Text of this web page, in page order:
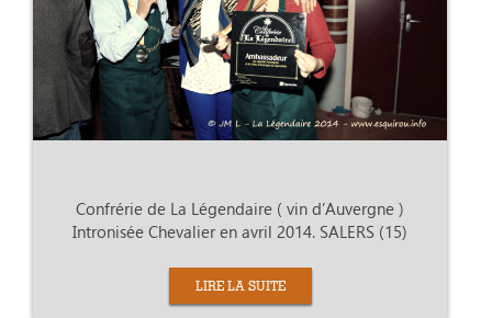
Confrérie de La Légendaire ( vin d’Auvergne )
Intronisée Chevalier en avril 2014. SALERS (15)
LIRE LA SUITE